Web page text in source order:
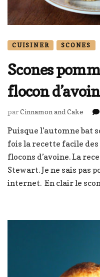
CUISINER SCONES
Scones
flocon
parCinnamon and Cake
Puisque l’automne bat
fois la recette facile des
flocons d’avoine. La
Stewart. Je ne sais pas
internet. En clair le